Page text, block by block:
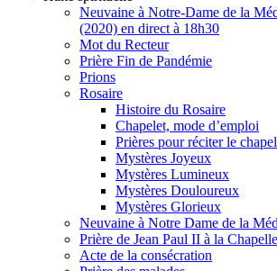
Neuvaine à Notre-Dame de la
(2020) en direct à 18h30
Mot du Recteur
Prière Fin de Pandémie
Prions
Rosaire
Histoire du Rosaire
Chapelet, mode d’emploi
Prières pour réciter le
Mystères Joyeux
Mystères Lumineux
Mystères Douloureux
Mystères Glorieux
Neuvaine à Notre Dame de la
Prière de Jean Paul II à la Chapelle
Acte de la consécration